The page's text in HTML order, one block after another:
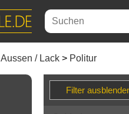
Aussen / Lack Politur